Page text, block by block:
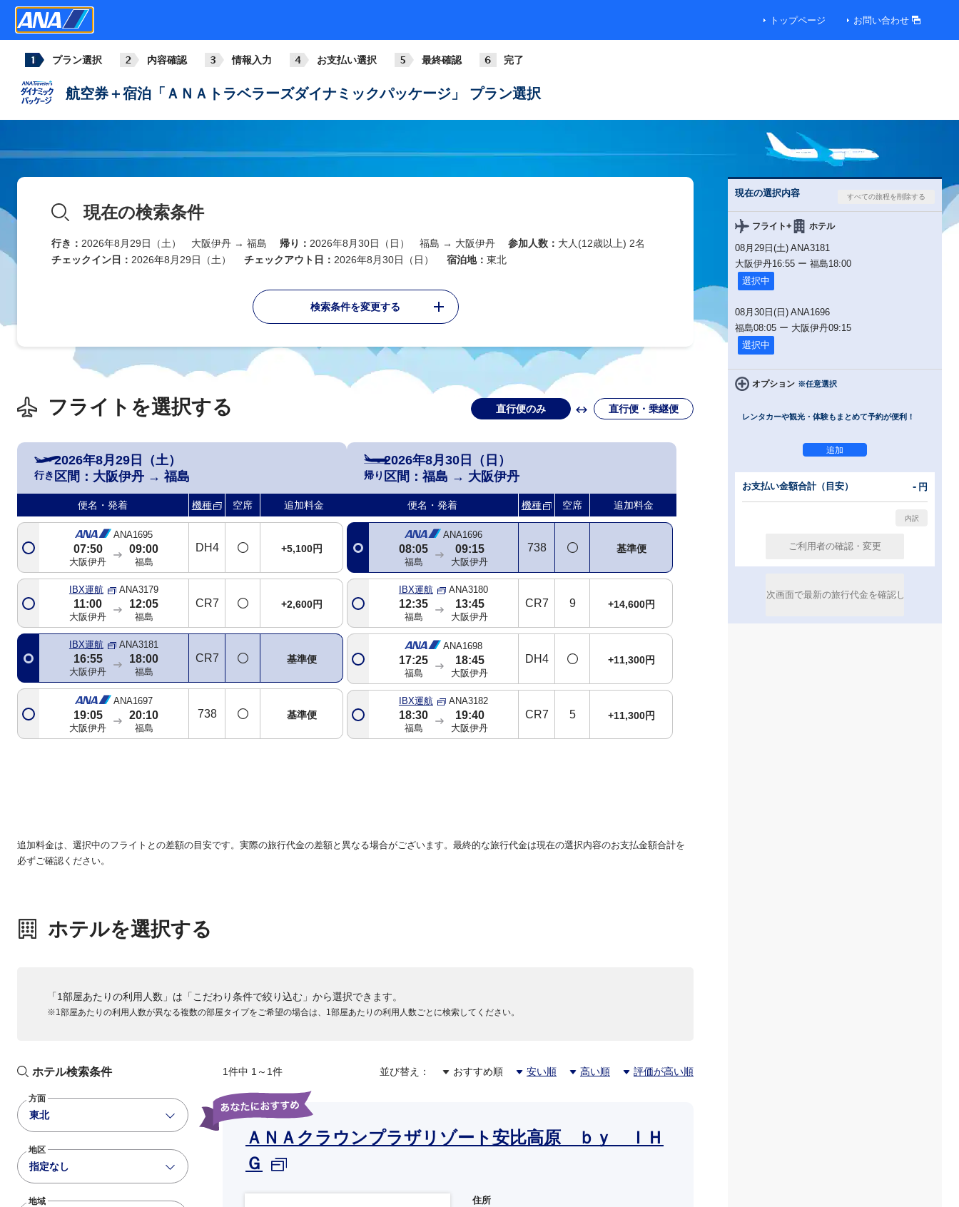
トップページ お問い合わせ
プラン選択 内容確認 情報入力 お支払い選択 最終確認 完了
航空券＋宿泊「ＡＮＡトラベラーズダイナミックパッケージ」 プラン選択
現在の検索条件
行き： 2026年8月29日（土） 大阪伊丹 → 福島 帰り： 2026年8月30日（日） 福島 → 大阪伊丹 参加人数： 大人(12歳以上) 2名
チェックイン日： 2026年8月29日（土） チェックアウト日： 2026年8月30日（日） 宿泊地： 東北
検索条件を変更する
フライトを選択する 直行便のみ 直行便・乗継便
行き
2026年8月29日（土）
区間： 大阪伊丹 → 福島
便名・発着 機種 空席 追加料金
ANA1695
07:50
大阪伊丹
09:00
福島
DH4 +5,100円
IBX運航 ANA3179
11:00
大阪伊丹
12:05
福島
CR7 +2,600円
IBX運航 ANA3181
16:55
大阪伊丹
18:00
福島
CR7 基準便
ANA1697
19:05
大阪伊丹
20:10
福島
738 基準便
帰り
2026年8月30日（日）
区間： 福島 → 大阪伊丹
便名・発着 機種 空席 追加料金
ANA1696
08:05
福島
09:15
大阪伊丹
738 基準便
IBX運航 ANA3180
12:35
福島
13:45
大阪伊丹
CR7 9 +14,600円
ANA1698
17:25
福島
18:45
大阪伊丹
DH4 +11,300円
IBX運航 ANA3182
18:30
福島
19:40
大阪伊丹
CR7 5 +11,300円
追加料金は、選択中のフライトとの差額の目安です。実際の旅行代金の差額と異なる場合がございます。最終的な旅行代金は現在の選択内容のお支払金額合計を
必ずご確認ください。
ホテルを選択する
「1部屋あたりの利用人数」は「こだわり条件で絞り込む」から選択できます。
※1部屋あたりの利用人数が異なる複数の部屋タイプをご希望の場合は、1部屋あたりの利用人数ごとに検索してください。
ホテル検索条件
方面
東北
地区
指定なし
地域
1件中 1～1件 並び替え： おすすめ順 安い順 高い順 評価が高い順
ＡＮＡクラウンプラザリゾート安比高原 ｂｙ ＩＨ
Ｇ
住所
現在の選択内容
フライト+ ホテル
08月29日(土) ANA3181
大阪伊丹16:55 ー 福島18:00
選択中
08月30日(日) ANA1696
福島08:05 ー 大阪伊丹09:15
選択中
オプション ※任意選択
レンタカーや観光・体験もまとめて予約が便利！
お支払い金額合計（目安） - 円